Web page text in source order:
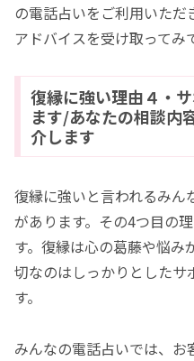
の電話占いをご利用いた
アドバイスを受け取ってみ
復縁に強い理由４・
ます/あなたの相談内
介します
復縁に強いと言われるみん
があります。その4つ目の
す。復縁は心の葛藤や悩み
切なのはしっかりとしたサ
す。
みんなの電話占いでは、